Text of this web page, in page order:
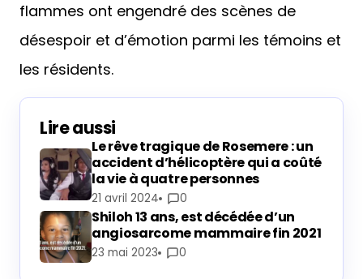
flammes ont engendré des scènes de
désespoir et d’émotion parmi les témoins et
les résidents.
Lire aussi
Le rêve tragique de Rosemere : un
accident d’hélicoptère qui a coûté
la vie à quatre personnes
21 avril 2024 0
Shiloh 13 ans, est décédée d’un
angiosarcome mammaire fin 2021
23 mai 2023 0